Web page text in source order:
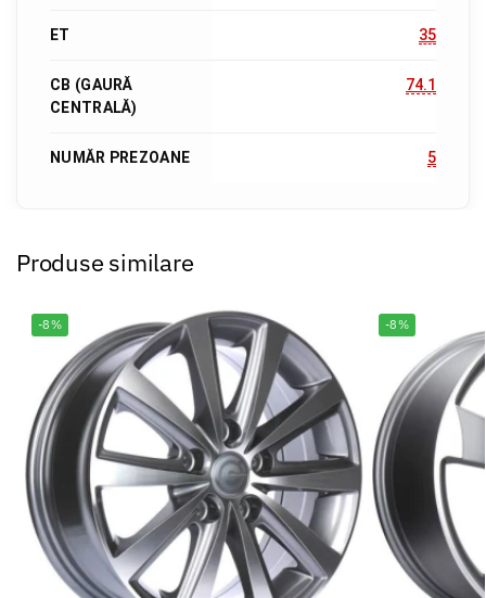
ET 35
CB (GAURĂ
CENTRALĂ)
74.1
NUMĂR PREZOANE 5
Produse similare
-8% -8%